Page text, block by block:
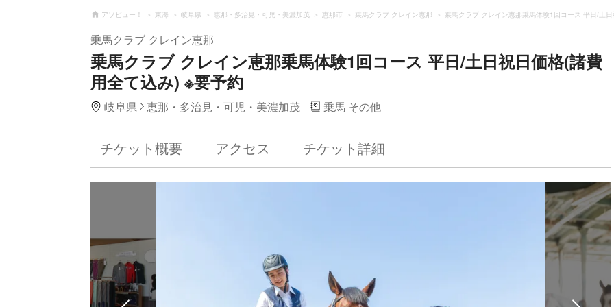
アソビュー！ 東海 岐阜県 恵那・多治見・可児・美濃加茂 恵那市 乗馬クラブ クレイン恵那 乗馬クラブ クレイン恵那乗馬体験1回コース 平日/土
乗馬クラブ クレイン恵那
乗馬クラブ クレイン恵那乗馬体験1回コース 平日/土日祝日価格(諸費
用全て込み) ※要予約
岐阜県 恵那・多治見・可児・美濃加茂 乗馬 その他
チケット概要 アクセス チケット詳細